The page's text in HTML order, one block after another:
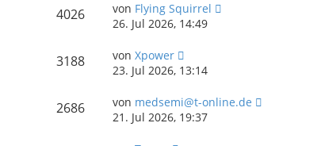
4026 von Flying Squirrel
26. Jul 2026, 14:49
3188 von Xpower
23. Jul 2026, 13:14
2686 von medsemi@t-online.de
21. Jul 2026, 19:37